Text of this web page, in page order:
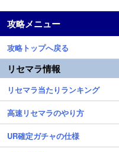
攻略メニュー
攻略トップへ戻る
リセマラ情報
リセマラ当たりランキング
高速リセマラのやり方
UR確定ガチャの仕様